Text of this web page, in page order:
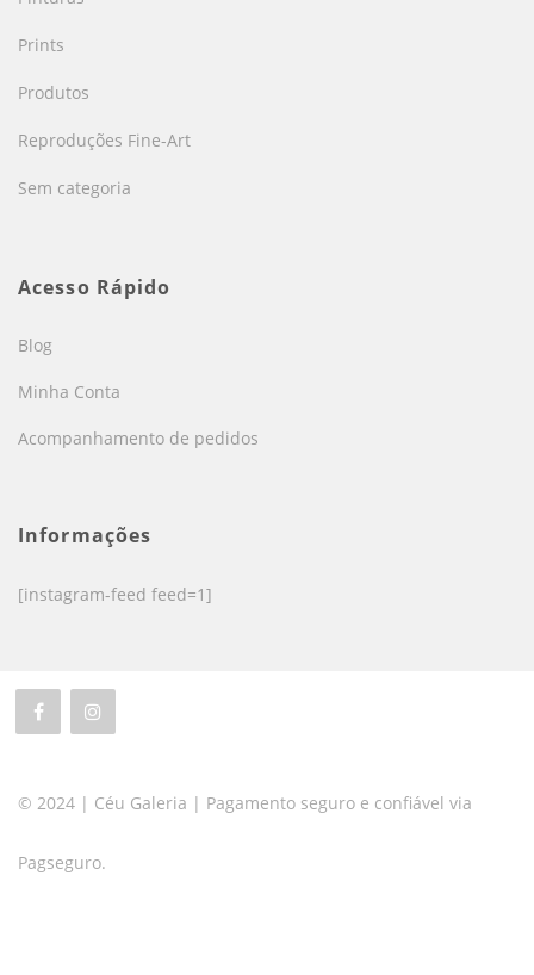
Prints
Produtos
Reproduções Fine-Art
Sem categoria
Acesso Rápido
Blog
Minha Conta
Acompanhamento de pedidos
Informações
[instagram-feed feed=1]
© 2024 | Céu Galeria | Pagamento seguro e confiável via
Pagseguro.